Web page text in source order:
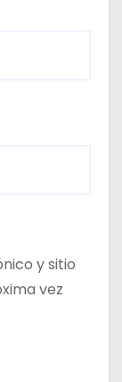
y sitio
vez